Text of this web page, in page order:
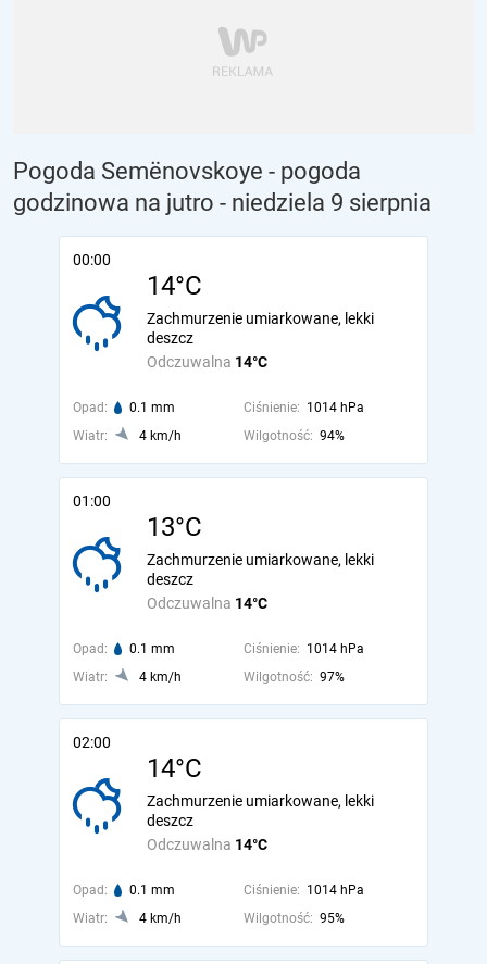
Pogoda Semënovskoye - pogoda
godzinowa na jutro - niedziela 9 sierpnia
00:00
14°C
Odczuwalna 14°C
Zachmurzenie umiarkowane, lekki
deszcz
Opad: 0.1 mm Ciśnienie: 1014 hPa
Wiatr:
4 km/h Wilgotność: 94%
01:00
13°C
Odczuwalna 14°C
Zachmurzenie umiarkowane, lekki
deszcz
Opad: 0.1 mm Ciśnienie: 1014 hPa
Wiatr:
4 km/h Wilgotność: 97%
02:00
14°C
Odczuwalna 14°C
Zachmurzenie umiarkowane, lekki
deszcz
Opad: 0.1 mm Ciśnienie: 1014 hPa
Wiatr:
4 km/h Wilgotność: 95%